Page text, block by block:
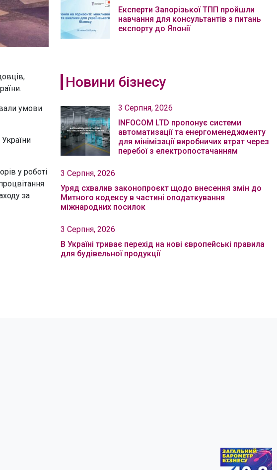
умови
у роботі
за
Експерти Запорізької ТПП пройшли
навчання для консультантів з питань
експорту до Японії
Новини бізнесу
3 Серпня, 2026
INFOCOM LTD пропонує системи
автоматизації та енергоменеджменту
для мінімізації виробничих втрат через
перебої з електропостачанням
3 Серпня, 2026
Уряд схвалив законопроєкт щодо внесення змін до
Митного кодексу в частині оподаткування
міжнародних посилок
3 Серпня, 2026
В Україні триває перехід на нові європейські правила
для будівельної продукції